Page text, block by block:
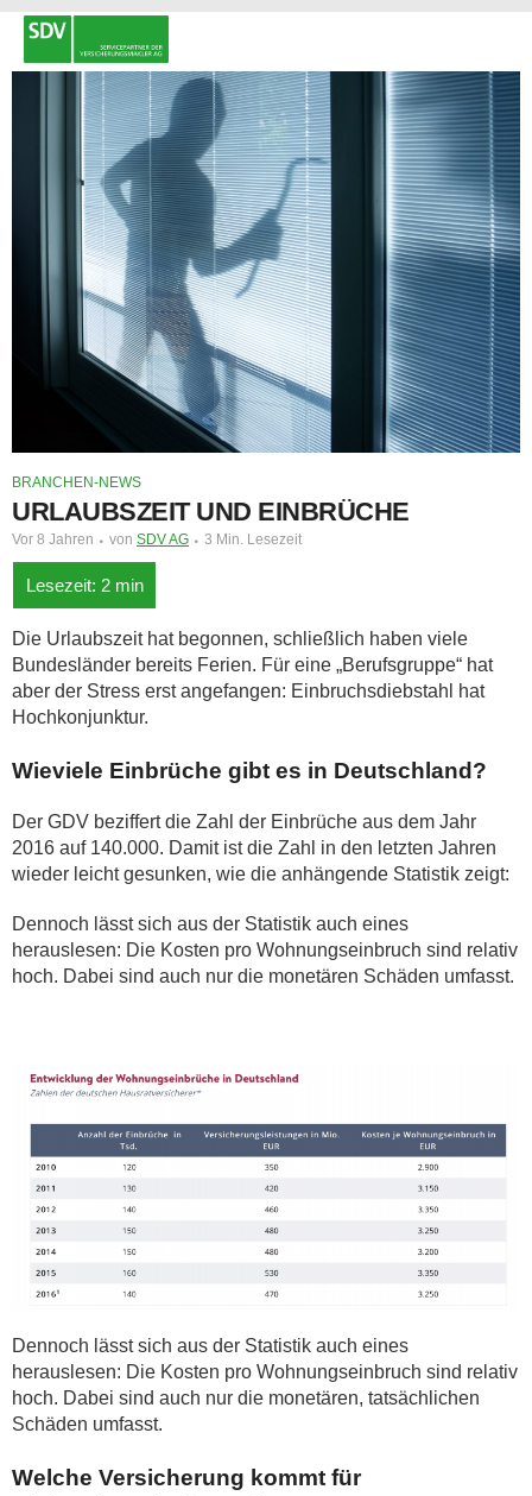
BRANCHEN-NEWS
URLAUBSZEIT UND EINBRÜCHE
Vor 8 Jahren von SDV AG 3 Min. Lesezeit
Die Urlaubszeit hat begonnen, schließlich haben viele
Bundesländer bereits Ferien. Für eine „Berufsgruppe“ hat
aber der Stress erst angefangen: Einbruchsdiebstahl hat
Hochkonjunktur.
Wieviele Einbrüche gibt es in Deutschland?
Der GDV beziffert die Zahl der Einbrüche aus dem Jahr
2016 auf 140.000. Damit ist die Zahl in den letzten Jahren
wieder leicht gesunken, wie die anhängende Statistik zeigt:
Dennoch lässt sich aus der Statistik auch eines
herauslesen: Die Kosten pro Wohnungseinbruch sind relativ
hoch. Dabei sind auch nur die monetären Schäden umfasst.
Dennoch lässt sich aus der Statistik auch eines
herauslesen: Die Kosten pro Wohnungseinbruch sind relativ
hoch. Dabei sind auch nur die monetären, tatsächlichen
Schäden umfasst.
Welche Versicherung kommt für